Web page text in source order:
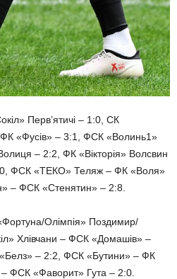
Перв’ятичі – 1:0, СК
«Фусів» – 3:1, ФСК «Волинь1»
– 2:2, ФК «Вікторія» Волсвин
ФСК «ТЕКО» Теляж – ФК «Воля»
– ФСК «Стенятин» – 2:8.
Олімпія» Поздимир/
Хлівчани – ФСК «Домашів» –
– 2:2, ФСК «Бутини» – ФК
ФСК «Фаворит» Гута – 2:0.